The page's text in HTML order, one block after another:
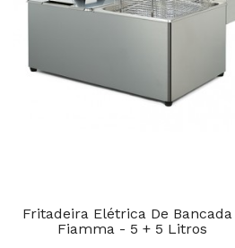
Fritadeira Elétrica De
Fiamma - 5 + 5 Litros